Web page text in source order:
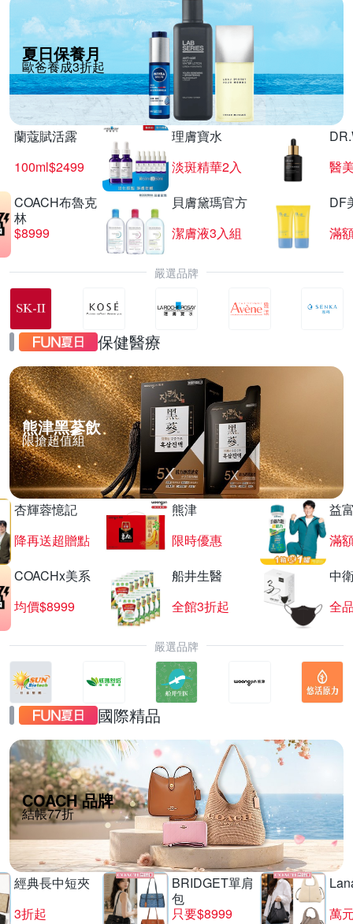
夏日保養月
歐爸養成3折起
蘭蔻賦活露
100ml$2499
理膚寶水
淡斑精華2入
醫
COACH布魯克
林
$8999
貝膚黛瑪官方
潔膚液3入組
DF
滿
嚴選品牌
保健醫療
熊津黑蔘飲
限搶超值組
杏輝蓉憶記
降再送超贈點
熊津
限時優惠
益
滿
COACHx美系
均價$8999
船井生醫
全館3折起
中
全
嚴選品牌
國際精品
COACH 品牌
結帳77折
經典長中短夾
3折起
BRIDGET單肩
包
只要$8999
萬